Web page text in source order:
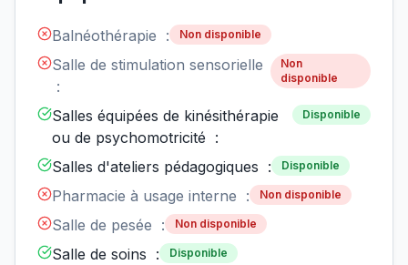
Balnéothérapie : Non disponible
Salle de stimulation sensorielle
:
Non
disponible
Salles équipées de kinésithérapie
ou de psychomotricité :
Disponible
Salles d'ateliers pédagogiques : Disponible
Pharmacie à usage interne : Non disponible
Salle de pesée : Non disponible
Salle de soins : Disponible